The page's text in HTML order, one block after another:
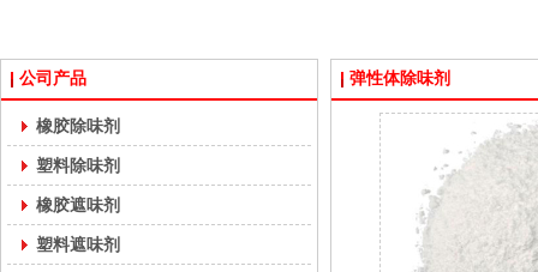
公司产品
橡胶除味剂
塑料除味剂
橡胶遮味剂
塑料遮味剂
弹性体除味剂